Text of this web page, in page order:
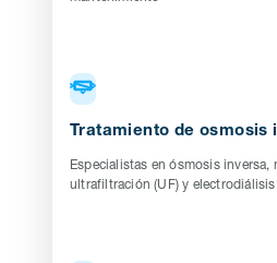
Tratamiento de osmosis
Especialistas en ósmosis inversa,
ultrafiltración (UF) y electrodiálisis